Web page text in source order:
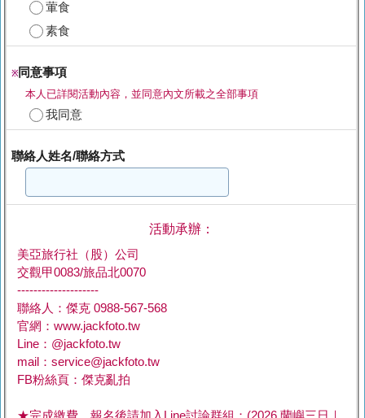
葷食
素食
※同意事項
本人已詳閱活動內容，並同意內文所載之全部事項
我同意
聯絡人姓名/聯絡方式
活動承辦：
美亞旅行社（股）公司
交觀甲0083/旅品北0070
--------------------
聯絡人：傑克 0988-567-568
官網：www.jackfoto.tw
Line：@jackfoto.tw
mail：service@jackfoto.tw
FB粉絲頁：傑克亂拍